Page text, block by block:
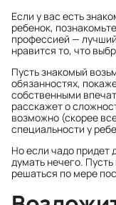
Если у вас есть
ребенок,
профессией —
нравится то, что
Пусть знакомый
обязанностях,
собственными
расскажет о
возможно (скорее
специальности у
Но если чадо придет
думать нечего.
решаться по мере